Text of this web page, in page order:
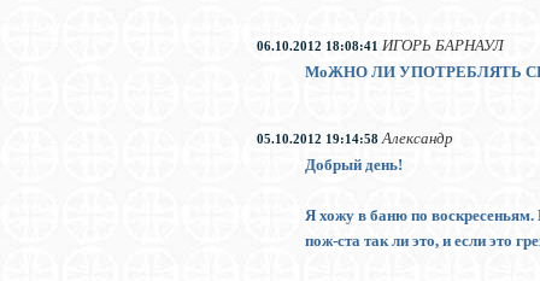
06.10.2012 18:08:41
ИГОРЬ БАРНАУЛ
МоЖНО ЛИ УПОТРЕБЛЯТЬ
05.10.2012 19:14:58 Александр
Добрый день!
Я хожу в баню по воскресеньям.
пож-ста так ли это, и если это